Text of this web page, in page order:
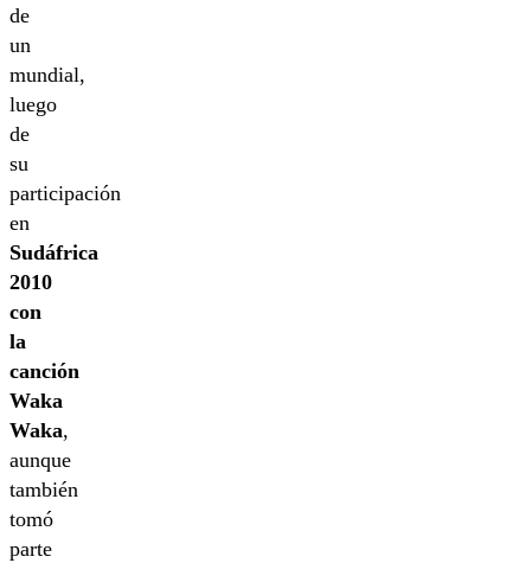
de
un
mundial,
luego
de
su
participación
en
Sudáfrica
2010
con
la
canción
Waka
Waka,
aunque
también
tomó
parte